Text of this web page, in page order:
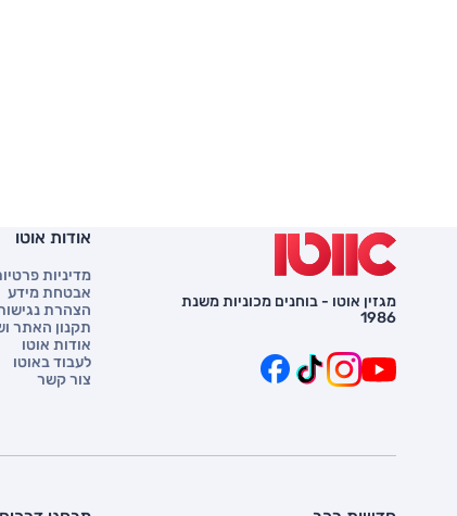
מגזין אוטו - בוחנים מכוניות משנת
1986
אודות אוטו
מדיניות
אבטחת מידע
הצהרת
תקנון האתר
אודות אוטו
לעבוד באוטו
צור קשר